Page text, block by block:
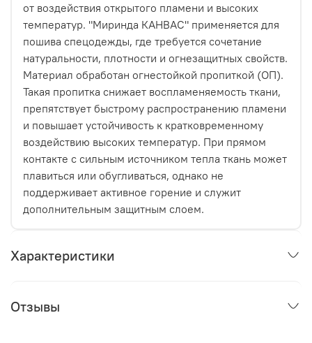
от воздействия открытого пламени и высоких
температур. "Миринда КАНВАС" применяется для
пошива спецодежды, где требуется сочетание
натуральности, плотности и огнезащитных свойств.
Материал обработан огнестойкой пропиткой (ОП).
Такая пропитка снижает воспламеняемость ткани,
препятствует быстрому распространению пламени
и повышает устойчивость к кратковременному
воздействию высоких температур. При прямом
контакте с сильным источником тепла ткань может
плавиться или обугливаться, однако не
поддерживает активное горение и служит
дополнительным защитным слоем.
Характеристики
Отзывы